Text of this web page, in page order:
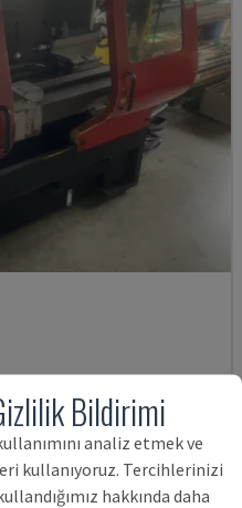
771,670 TL
Bildirimi
analiz etmek ve
kullanıyoruz. Tercihlerinizi
hakkında daha